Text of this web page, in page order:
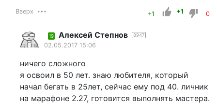
Вверх +1 +1 0
19 Алексей Степнов 8947
02.05.2017 15:06
ничего сложного
я освоил в 50 лет. знаю любителя, который
начал бегать в 25лет, сейчас ему под 40. личник
на марафоне 2.27, готовится выполнять мастера.